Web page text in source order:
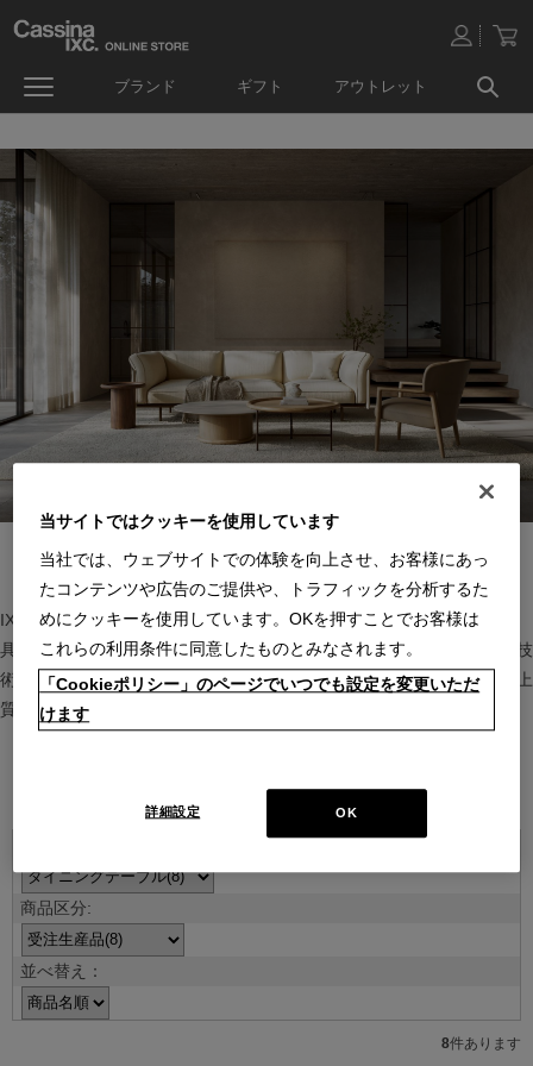
ブランド ギフト アウトレット
IXC（イクスシー）は、”Emotional Minimalism”を掲げるグローバル家
具ブランド。ヨーロッパの家具文化と日本の美意識を融合し、素材や技
術を活かした持続可能で洗練されたインテリアを提案。長く愛される上
質な暮らしを届けます。
並べ替え：
8件あります
当サイトではクッキーを使用しています
当社では、ウェブサイトでの体験を向上させ、お客様にあっ
たコンテンツや広告のご提供や、トラフィックを分析するた
めにクッキーを使用しています。OKを押すことでお客様は
これらの利用条件に同意したものとみなされます。
「Cookieポリシー」のページでいつでも設定を変更いただ
けます
OK
詳細設定